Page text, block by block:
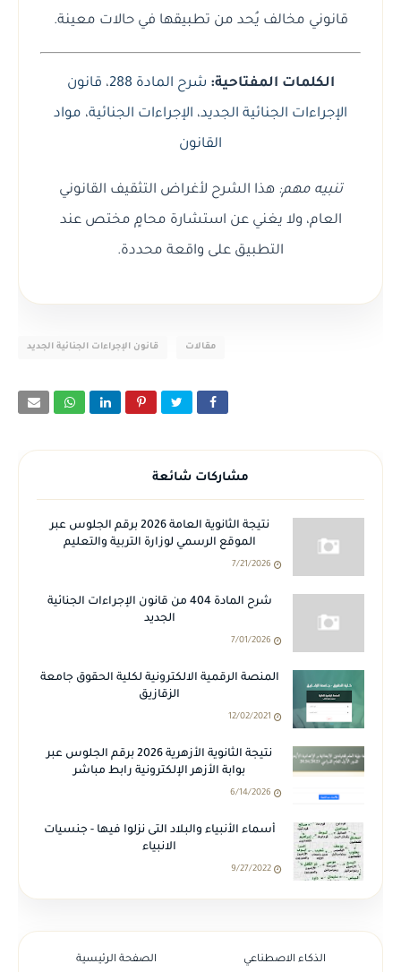
قانوني مخالف يُحد من تطبيقها في حالات معينة.
الكلمات المفتاحية: شرح المادة 288 ، قانون
الإجراءات الجنائية الجديد، الإجراءات الجنائية، مواد
القانون
تنبيه مهم: هذا الشرح لأغراض التثقيف القانوني
العام، ولا يغني عن استشارة محامٍ مختص عند
التطبيق على واقعة محددة.
قانون الإجراءات الجنائية الجديد مقالات
مشاركات شائعة
نتيجة الثانوية العامة 2026 برقم الجلوس عبر
الموقع الرسمي لوزارة التربية والتعليم
7/21/2026
شرح المادة 404 من قانون الإجراءات الجنائية
الجديد
7/01/2026
المنصة الرقمية الالكترونية لكلية الحقوق جامعة
الزقازيق
12/02/2021
نتيجة الثانوية الأزهرية 2026 برقم الجلوس عبر
بوابة الأزهر الإلكترونية رابط مباشر
6/14/2026
أسماء الأنبياء والبلاد التى نزلوا فيها - جنسيات
الانبياء
9/27/2022
الصفحة الرئيسية الذكاء الاصطناعي